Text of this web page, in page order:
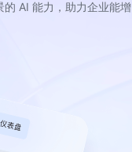
AI 能力，助力企业能增